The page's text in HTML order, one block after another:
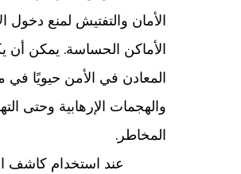
الأمان والتفتيش لمنع دخول
الأماكن الحساسة. يمكن
المعادن في الأمن حيويًا في
والهجمات الإرهابية وحتى
المخاطر.
عند استخدام كاشف